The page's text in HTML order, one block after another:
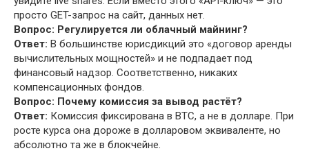
просто GET-запрос на сайт, данных нет.
Вопрос: Регулируется ли облачный майнинг?
Ответ: В большинстве юрисдикций это «договор аренды
вычислительных мощностей» и не подпадает под
финансовый надзор. Соответственно, никаких
компенсационных фондов.
Вопрос: Почему комиссия за вывод растёт?
Ответ: Комиссия фиксирована в BTC, а не в долларе. При
росте курса она дороже в долларовом эквиваленте, но
абсолютно та же в блокчейне.